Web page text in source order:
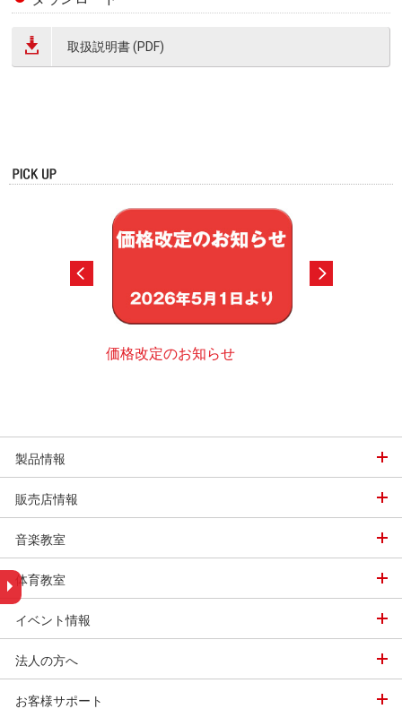
取扱説明書 (PDF)
価格改定のお知らせ
製品情報
販売店情報
音楽教室
体育教室
イベント情報
法人の方へ
お客様サポート